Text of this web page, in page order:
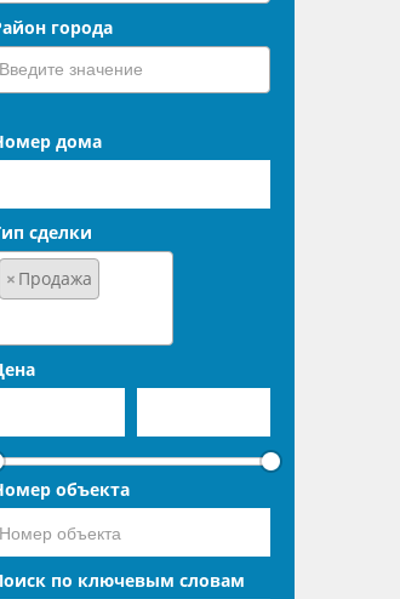
города
дома
сделки
× Продажа
объекта
по ключевым словам